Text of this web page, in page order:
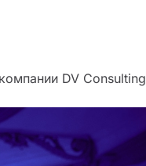
DV Consulting